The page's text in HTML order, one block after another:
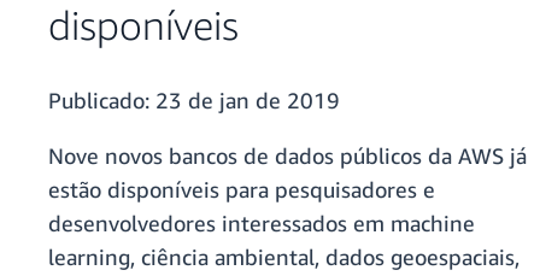
disponíveis
Publicado: 23 de jan de 2019
Nove novos bancos de dados públicos da AWS já
estão disponíveis para pesquisadores e
desenvolvedores interessados em machine
learning, ciência ambiental, dados geoespaciais,